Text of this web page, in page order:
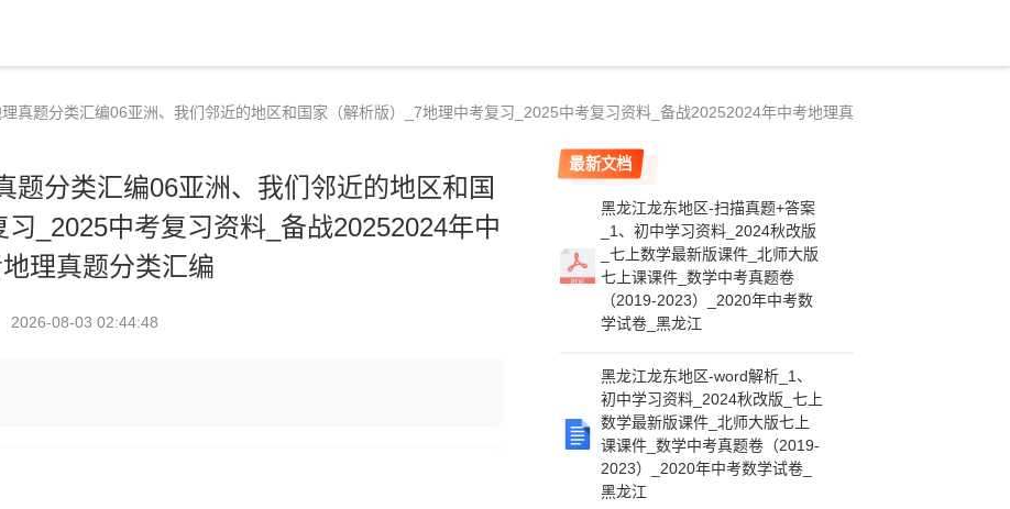
真题分类汇编06亚洲、我们邻近的地区和国家（解析版）_7地理中考复习_2025中考复习资料_备战20252024年中考地理真
题分类汇编06亚洲、我们邻近的地区和国
_2025中考复习资料_备战20252024年中
理真题分类汇编
2026-08-03 02:44:48
最新文档
黑龙江龙东地区-扫描真题+答案
_1、初中学习资料_2024秋改版
_七上数学最新版课件_北师大版
七上课课件_数学中考真题卷
（2019-2023）_2020年中考数
学试卷_黑龙江
黑龙江龙东地区-word解析_1、
初中学习资料_2024秋改版_七上
数学最新版课件_北师大版七上
课课件_数学中考真题卷（2019-
2023）_2020年中考数学试卷_
黑龙江